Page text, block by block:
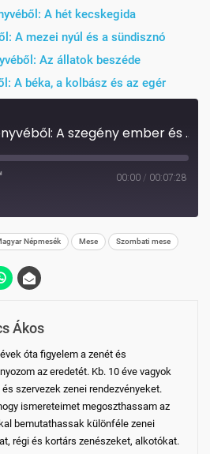
A hét kecskegida
A mezei nyúl és a sündisznó
Az állatok beszéde
A béka, a kolbász és az egér
A mesélő könyvéből: A szegény ember és a kutyacska
00:00 / 00:07:28
Népmesék Mese Szombati mese
Ákos
óta figyelem a zenét és
az eredetét. Kb. 10 éve vagyok
szervezek zenei rendezvényeket.
ismereteimet megoszthassam az
bemutathassak különféle zenei
régi és kortárs zenészeket, alkotókat.